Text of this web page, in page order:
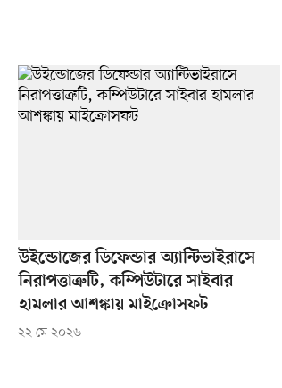
উইন্ডোজের ডিফেন্ডার অ্যান্টিভাইরাসে
নিরাপত্তাত্রুটি, কম্পিউটারে সাইবার
হামলার আশঙ্কায় মাইক্রোসফট
২২ মে ২০২৬